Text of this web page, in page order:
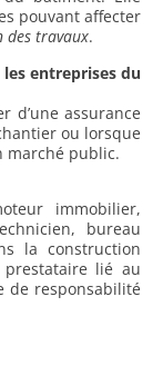
pouvant affecter
des travaux.
entreprises du
d’une assurance
ou lorsque
marché public.
immobilier,
bureau
la construction
lié au
de responsabilité